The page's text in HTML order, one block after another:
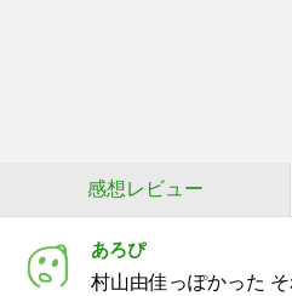
感想レビュー
あろぴ
村山由佳っぽかった